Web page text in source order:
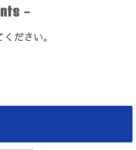
-
ください。